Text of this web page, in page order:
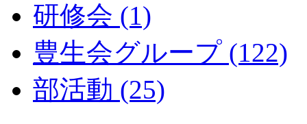
研修会 (1)
豊生会グループ (122)
部活動 (25)